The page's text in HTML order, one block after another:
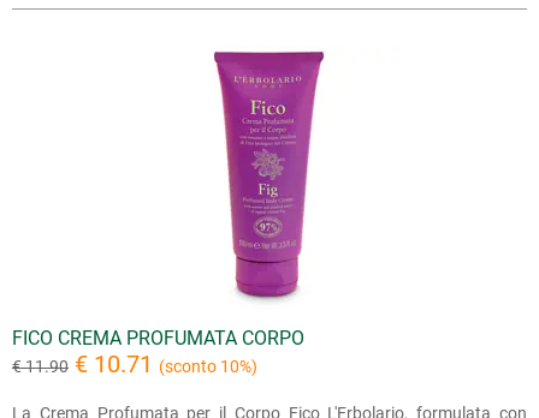
FICO CREMA PROFUMATA CORPO
€ 11.90 € 10.71 (sconto 10%)
La Crema Profumata per il Corpo Fico L'Erbolario, formulata con